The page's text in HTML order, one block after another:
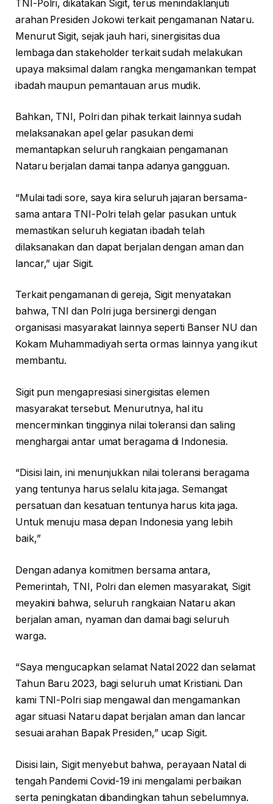
TNI-Polri, dikatakan Sigit, terus menindaklanjuti
arahan Presiden Jokowi terkait pengamanan Nataru.
Menurut Sigit, sejak jauh hari, sinergisitas dua
lembaga dan stakeholder terkait sudah melakukan
upaya maksimal dalam rangka mengamankan tempat
ibadah maupun pemantauan arus mudik.
Bahkan, TNI, Polri dan pihak terkait lainnya sudah
melaksanakan apel gelar pasukan demi
memantapkan seluruh rangkaian pengamanan
Nataru berjalan damai tanpa adanya gangguan.
“Mulai tadi sore, saya kira seluruh jajaran bersama-
sama antara TNI-Polri telah gelar pasukan untuk
memastikan seluruh kegiatan ibadah telah
dilaksanakan dan dapat berjalan dengan aman dan
lancar,” ujar Sigit.
Terkait pengamanan di gereja, Sigit menyatakan
bahwa, TNI dan Polri juga bersinergi dengan
organisasi masyarakat lainnya seperti Banser NU dan
Kokam Muhammadiyah serta ormas lainnya yang ikut
membantu.
Sigit pun mengapresiasi sinergisitas elemen
masyarakat tersebut. Menurutnya, hal itu
mencerminkan tingginya nilai toleransi dan saling
menghargai antar umat beragama di Indonesia.
“Disisi lain, ini menunjukkan nilai toleransi beragama
yang tentunya harus selalu kita jaga. Semangat
persatuan dan kesatuan tentunya harus kita jaga.
Untuk menuju masa depan Indonesia yang lebih
baik,”
Dengan adanya komitmen bersama antara,
Pemerintah, TNI, Polri dan elemen masyarakat, Sigit
meyakini bahwa, seluruh rangkaian Nataru akan
berjalan aman, nyaman dan damai bagi seluruh
warga.
“Saya mengucapkan selamat Natal 2022 dan selamat
Tahun Baru 2023, bagi seluruh umat Kristiani. Dan
kami TNI-Polri siap mengawal dan mengamankan
agar situasi Nataru dapat berjalan aman dan lancar
sesuai arahan Bapak Presiden,” ucap Sigit.
Disisi lain, Sigit menyebut bahwa, perayaan Natal di
tengah Pandemi Covid-19 ini mengalami perbaikan
serta peningkatan dibandingkan tahun sebelumnya.